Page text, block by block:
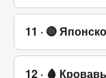
11 · 🔴
12 · 🩸